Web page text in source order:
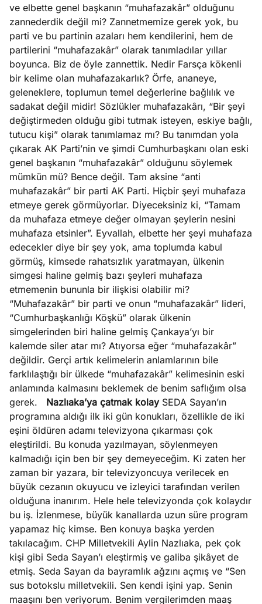
ve elbette genel başkanın “muhafazakâr” olduğunu
zannederdik değil mi? Zannetmemize gerek yok, bu
parti ve bu partinin azaları hem kendilerini, hem de
partilerini “muhafazakâr” olarak tanımladılar yıllar
boyunca. Biz de öyle zannettik. Nedir Farsça kökenli
bir kelime olan muhafazakarlık? Örfe, ananeye,
geleneklere, toplumun temel değerlerine bağlılık ve
sadakat değil midir! Sözlükler muhafazakârı, “Bir şeyi
değiştirmeden olduğu gibi tutmak isteyen, eskiye bağlı,
tutucu kişi” olarak tanımlamaz mı? Bu tanımdan yola
çıkarak AK Parti’nin ve şimdi Cumhurbaşkanı olan eski
genel başkanın “muhafazakâr” olduğunu söylemek
mümkün mü? Bence değil. Tam aksine “anti
muhafazakâr” bir parti AK Parti. Hiçbir şeyi muhafaza
etmeye gerek görmüyorlar. Diyeceksiniz ki, “Tamam
da muhafaza etmeye değer olmayan şeylerin nesini
muhafaza etsinler”. Eyvallah, elbette her şeyi muhafaza
edecekler diye bir şey yok, ama toplumda kabul
görmüş, kimsede rahatsızlık yaratmayan, ülkenin
simgesi haline gelmiş bazı şeyleri muhafaza
etmemenin bununla bir ilişkisi olabilir mi?
“Muhafazakâr” bir parti ve onun “muhafazakâr” lideri,
“Cumhurbaşkanlığı Köşkü” olarak ülkenin
simgelerinden biri haline gelmiş Çankaya’yı bir
kalemde siler atar mı? Atıyorsa eğer “muhafazakâr”
değildir. Gerçi artık kelimelerin anlamlarının bile
farklılaştığı bir ülkede “muhafazakâr” kelimesinin eski
anlamında kalmasını beklemek de benim saflığım olsa
gerek. Nazlıaka’ya çatmak kolaySEDA Sayan’ın
programına aldığı ilk iki gün konukları, özellikle de iki
eşini öldüren adamı televizyona çıkarması çok
eleştirildi. Bu konuda yazılmayan, söylenmeyen
kalmadığı için ben bir şey demeyeceğim. Ki zaten her
zaman bir yazara, bir televizyoncuya verilecek en
büyük cezanın okuyucu ve izleyici tarafından verilen
olduğuna inanırım. Hele hele televizyonda çok kolaydır
bu iş. İzlenmese, büyük kanallarda uzun süre program
yapamaz hiç kimse. Ben konuya başka yerden
takılacağım. CHP Milletvekili Aylin Nazlıaka, pek çok
kişi gibi Seda Sayan’ı eleştirmiş ve galiba şikâyet de
etmiş. Seda Sayan da bayramlık ağzını açmış ve “Sen
sus botokslu milletvekili. Sen kendi işini yap. Senin
maaşını ben veriyorum. Benim vergilerimden maaş